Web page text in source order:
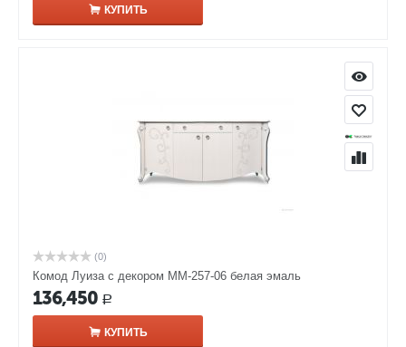
КУПИТЬ
(0)
Комод Луиза с декором ММ-257-06 белая эмаль
136,450 Р
КУПИТЬ